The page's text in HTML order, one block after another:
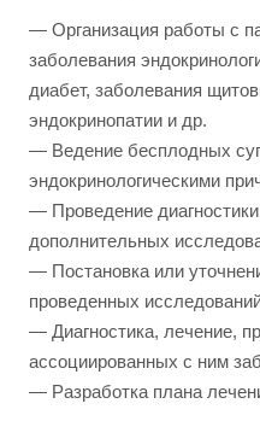
— Организация работы с
заболевания
диабет, заболевания
эндокринопатии и др.
— Ведение бесплодных
эндокринологическими
— Проведение
дополнительных
— Постановка или
проведенных
— Диагностика, лечение,
ассоциированных с ним
— Разработка плана